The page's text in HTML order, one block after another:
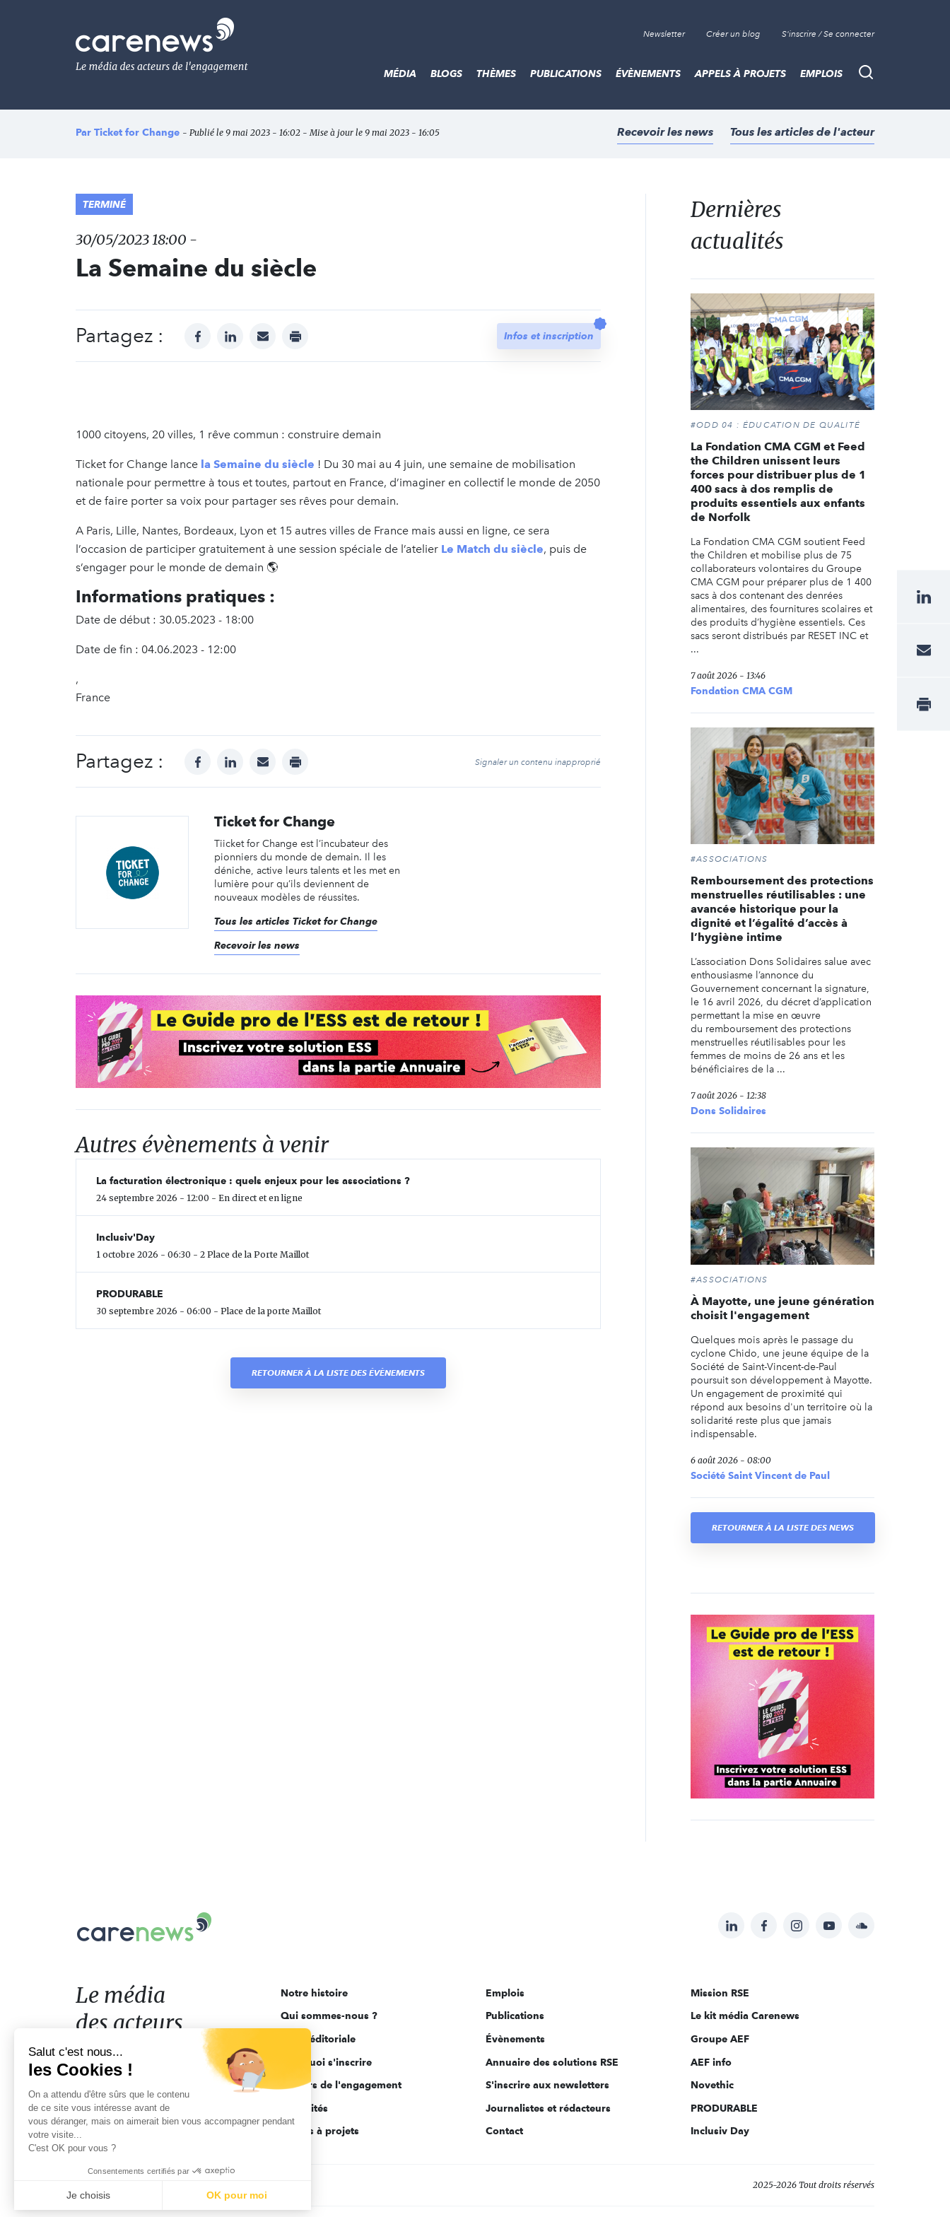
Le
média
de
l'engagement
Newsletter Créer un blog S'inscrire / Se connecter
Recherche
MÉDIA BLOGS THÈMES PUBLICATIONS ÉVÈNEMENTS APPELS À PROJETS EMPLOIS
Par Ticket for Change - Publié le 9 mai 2023 - 16:02 - Mise à jour le 9 mai 2023 - 16:05 Recevoir les news Tous les articles de l'acteur
TERMINÉ
30/05/2023 18:00 -
La Semaine du siècle
Partagez : facebooklinkedinmail print Infos et inscription
1000 citoyens, 20 villes, 1 rêve commun : construire demain
Ticket for Change lance la Semaine du siècle ! Du 30 mai au 4 juin, une semaine de mobilisation
nationale pour permettre à tous et toutes, partout en France, d’imaginer en collectif le monde de 2050
et de faire porter sa voix pour partager ses rêves pour demain.
A Paris, Lille, Nantes, Bordeaux, Lyon et 15 autres villes de France mais aussi en ligne, ce sera
l’occasion de participer gratuitement à une session spéciale de l’atelier Le Match du siècle, puis de
s’engager pour le monde de demain 🌎
Informations pratiques :
Date de début : 30.05.2023 - 18:00
Date de fin : 04.06.2023 - 12:00
,
France
Partagez : facebooklinkedinmail print Signaler un contenu inapproprié
Ticket for Change
Tiicket for Change est l’incubateur des
pionniers du monde de demain. Il les
déniche, active leurs talents et les met en
lumière pour qu’ils deviennent de
nouveaux modèles de réussites.
Tous les articles Ticket for Change
Recevoir les news
Autres évènements à venir
La facturation électronique : quels enjeux pour les associations ?
24 septembre 2026 - 12:00 - En direct et en ligne
Inclusiv'Day
1 octobre 2026 - 06:30 - 2 Place de la Porte Maillot
PRODURABLE
30 septembre 2026 - 06:00 - Place de la porte Maillot
RETOURNER À LA LISTE DES ÉVÈNEMENTS
Dernières
actualités
#ODD 04 : ÉDUCATION DE QUALITÉ
La Fondation CMA CGM et Feed
the Children unissent leurs
forces pour distribuer plus de 1
400 sacs à dos remplis de
produits essentiels aux enfants
de Norfolk
La Fondation CMA CGM soutient Feed
the Children et mobilise plus de 75
collaborateurs volontaires du Groupe
CMA CGM pour préparer plus de 1 400
sacs à dos contenant des denrées
alimentaires, des fournitures scolaires et
des produits d’hygiène essentiels. Ces
sacs seront distribués par RESET INC et
...
7 août 2026 - 13:46
Fondation CMA CGM
#ASSOCIATIONS
Remboursement des protections
menstruelles réutilisables : une
avancée historique pour la
dignité et l’égalité d’accès à
l’hygiène intime
L’association Dons Solidaires salue avec
enthousiasme l’annonce du
Gouvernement concernant la signature,
le 16 avril 2026, du décret d’application
permettant la mise en œuvre
du remboursement des protections
menstruelles réutilisables pour les
femmes de moins de 26 ans et les
bénéficiaires de la ...
7 août 2026 - 12:38
Dons Solidaires
#ASSOCIATIONS
À Mayotte, une jeune génération
choisit l'engagement
Quelques mois après le passage du
cyclone Chido, une jeune équipe de la
Société de Saint-Vincent-de-Paul
poursuit son développement à Mayotte.
Un engagement de proximité qui
répond aux besoins d'un territoire où la
solidarité reste plus que jamais
indispensable.
6 août 2026 - 08:00
Société Saint Vincent de Paul
RETOURNER À LA LISTE DES NEWS
Suivez-
sur:
LinkedInFacebookInstagramYouTubeSoundcloud
Le
acteurs
de
l'engagement
Le média
des acteurs
de l'engagement
Notre histoire
Qui sommes-nous ?
Ligne éditoriale
Pourquoi s'inscrire
Acteurs de l'engagement
Actualités
Appels à projets
Emplois
Publications
Évènements
Annuaire des solutions RSE
S'inscrire aux newsletters
Journalistes et rédacteurs
Contact
Mission RSE
Le kit média Carenews
Groupe AEF
AEF info
Novethic
PRODURABLE
Inclusiv Day
2025-2026 Tout droits réservés
Salut c'est nous...
les Cookies !
On a attendu d'être sûrs que le contenu
de ce site vous intéresse avant de
vous déranger, mais on aimerait bien vous accompagner pendant
votre visite...
C'est OK pour vous ?
Consentements certifiés par
Je choisis OK pour moi